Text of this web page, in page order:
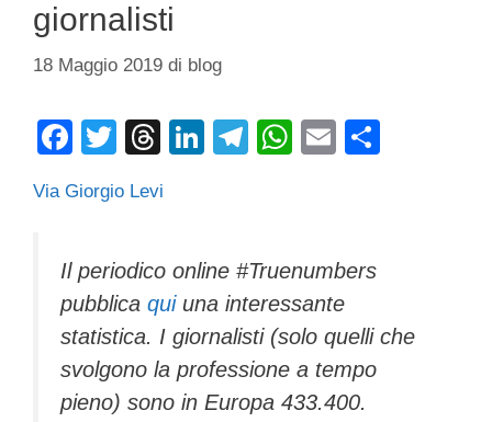
giornalisti
18 Maggio 2019 di blog
F
c
b
o
o
k
T
tt
T
e
d
s
Li
dI
n
T
a
m
W
A
p
p
E
Via Giorgio Levi
Il periodico online #Truenumbers
pubblica quiuna interessante
statistica. I giornalisti (solo quelli che
svolgono la professione a tempo
pieno) sono in Europa 433.400.